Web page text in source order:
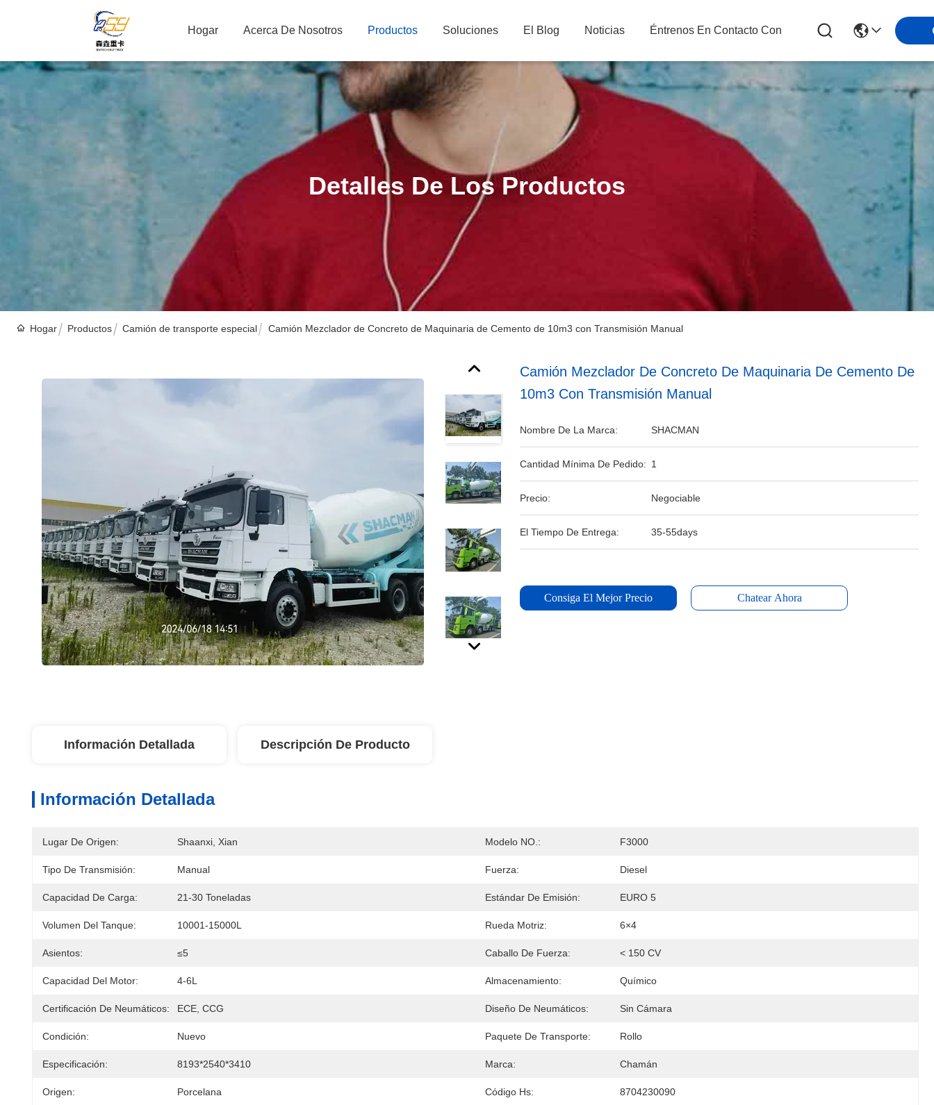
Hogar Acerca De Nosotros Productos Soluciones El Blog Noticias Éntrenos En Contacto Con
Detalles De Los Productos
Hogar Productos Camión de transporte especial Camión Mezclador de Concreto de Maquinaria de Cemento de 10m3 con Transmisión Manual
Camión Mezclador De Concreto De Maquinaria De Cemento De
10m3 Con Transmisión Manual
Nombre De La Marca: SHACMAN
Cantidad Mínima De Pedido: 1
Precio: Negociable
El Tiempo De Entrega: 35-55days
Consiga El Mejor Precio Chatear Ahora
Información Detallada Descripción De Producto
Información Detallada
Lugar De Origen: Shaanxi, Xian Modelo NO.: F3000
Tipo De Transmisión: Manual Fuerza: Diesel
Capacidad De Carga: 21-30 Toneladas Estándar De Emisión: EURO 5
Volumen Del Tanque: 10001-15000L Rueda Motriz: 6×4
Asientos: ≤5 Caballo De Fuerza: < 150 CV
Capacidad Del Motor: 4-6L Almacenamiento: Químico
Certificación De Neumáticos: ECE, CCG Diseño De Neumáticos: Sin Cámara
Condición: Nuevo Paquete De Transporte: Rollo
Especificación: 8193*2540*3410 Marca: Chamán
Origen: Porcelana Código Hs: 8704230090